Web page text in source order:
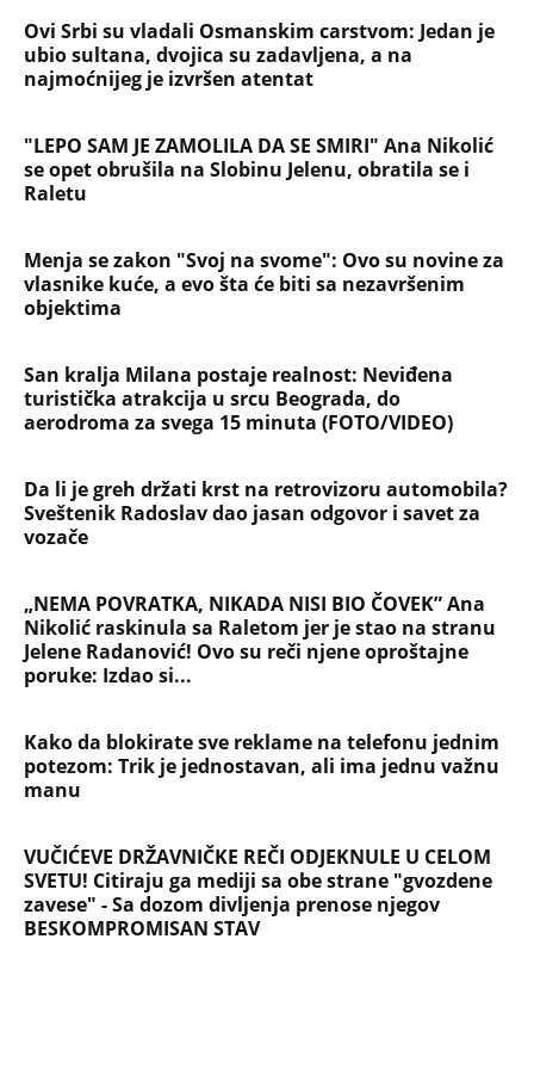
Ovi Srbi su vladali Osmanskim carstvom: Jedan je
ubio sultana, dvojica su zadavljena, a na
najmoćnijeg je izvršen atentat
"LEPO SAM JE ZAMOLILA DA SE SMIRI" Ana Nikolić
se opet obrušila na Slobinu Jelenu, obratila se i
Raletu
Menja se zakon "Svoj na svome": Ovo su novine za
vlasnike kuće, a evo šta će biti sa nezavršenim
objektima
San kralja Milana postaje realnost: Neviđena
turistička atrakcija u srcu Beograda, do
aerodroma za svega 15 minuta (FOTO/VIDEO)
Da li je greh držati krst na retrovizoru automobila?
Sveštenik Radoslav dao jasan odgovor i savet za
vozače
„NEMA POVRATKA, NIKADA NISI BIO ČOVEK” Ana
Nikolić raskinula sa Raletom jer je stao na stranu
Jelene Radanović! Ovo su reči njene oproštajne
poruke: Izdao si...
Kako da blokirate sve reklame na telefonu jednim
potezom: Trik je jednostavan, ali ima jednu važnu
manu
VUČIĆEVE DRŽAVNIČKE REČI ODJEKNULE U CELOM
SVETU! Citiraju ga mediji sa obe strane "gvozdene
zavese" - Sa dozom divljenja prenose njegov
BESKOMPROMISAN STAV